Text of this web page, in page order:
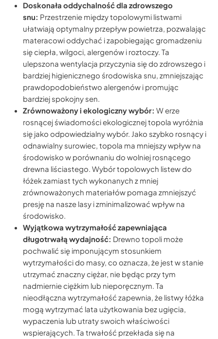
Doskonała oddychalność dla zdrowszego
snu: Przestrzenie między topolowymi listwami
ułatwiają optymalny przepływ powietrza, pozwalając
materacowi oddychać i zapobiegając gromadzeniu
się ciepła, wilgoci, alergenów i roztoczy. Ta
ulepszona wentylacja przyczynia się do zdrowszego i
bardziej higienicznego środowiska snu, zmniejszając
prawdopodobieństwo alergenów i promując
bardziej spokojny sen.
Zrównoważony i ekologiczny wybór: W erze
rosnącej świadomości ekologicznej topola wyróżnia
się jako odpowiedzialny wybór. Jako szybko rosnący i
odnawialny surowiec, topola ma mniejszy wpływ na
środowisko w porównaniu do wolniej rosnącego
drewna liściastego. Wybór topolowych listew do
łóżek zamiast tych wykonanych z mniej
zrównoważonych materiałów pomaga zmniejszyć
presję na nasze lasy i zminimalizować wpływ na
środowisko.
Wyjątkowa wytrzymałość zapewniająca
długotrwałą wydajność: Drewno topoli może
pochwalić się imponującym stosunkiem
wytrzymałości do masy, co oznacza, że jest w stanie
utrzymać znaczny ciężar, nie będąc przy tym
nadmiernie ciężkim lub nieporęcznym. Ta
nieodłączna wytrzymałość zapewnia, że listwy łóżka
mogą wytrzymać lata użytkowania bez ugięcia,
wypaczenia lub utraty swoich właściwości
wspierających. Ta trwałość przekłada się na